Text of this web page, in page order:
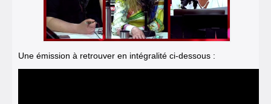
Une émission à retrouver en intégralité ci-dessous :